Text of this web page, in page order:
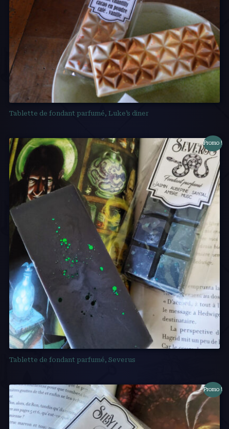
Tablette de fondant parfumé, Luke’s diner
Promo !
Tablette de fondant parfumé, Severus
Promo !